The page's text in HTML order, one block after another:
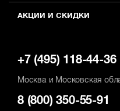
АКЦИИ И СКИДКИ
+7 (495) 118-44-36
Москва и Московская
8 (800) 350-55-91